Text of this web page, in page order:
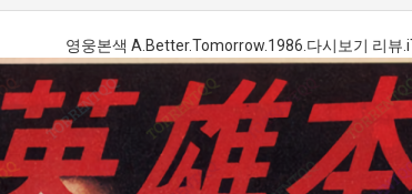
영웅본색 A.Better.Tomorrow.1986.다시보기 리뷰